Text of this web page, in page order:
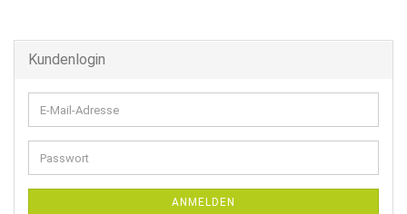
Kundenlogin
E-
Mail-
Adresse
Passwort
ANMELDEN